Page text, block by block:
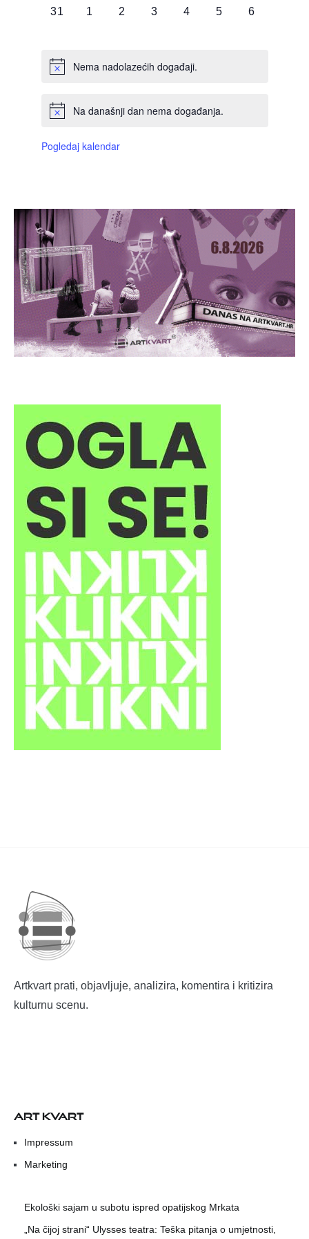
0
31
0
1
0
2
0
3
0
4
0
5
0
6
Nema nadolazećih događaji.
Na današnji dan nema događanja.
Pogledaj kalendar
Artkvart prati, objavljuje, analizira, komentira i kritizira
kulturnu scenu.
ART KVART
Impressum
Marketing
Ekološki sajam u subotu ispred opatijskog Mrkata
„Na čijoj strani“ Ulysses teatra: Teška pitanja o umjetnosti,